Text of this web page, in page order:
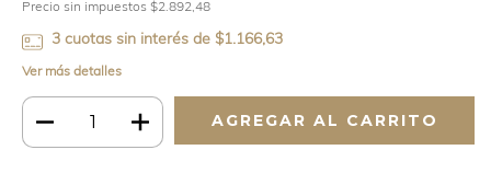
Precio sin impuestos $2.892,48
3 cuotas sin interés de $1.166,63
Ver más detalles